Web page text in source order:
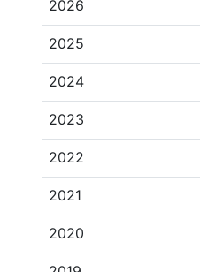
2026
2025
2024
2023
2022
2021
2020